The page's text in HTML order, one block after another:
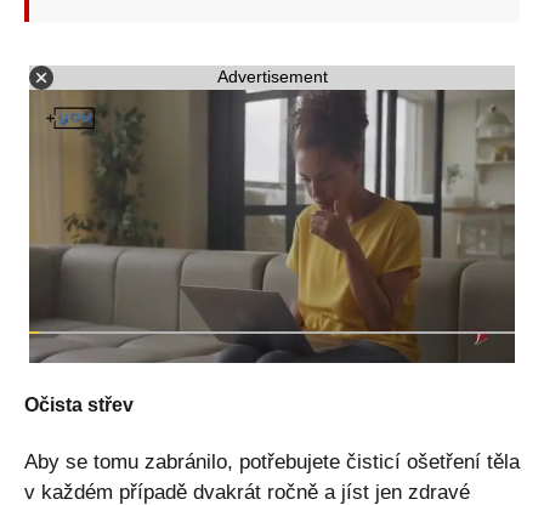
Advertisement
Očista střev
Aby se tomu zabránilo, potřebujete čisticí ošetření těla
v každém případě dvakrát ročně a jíst jen zdravé